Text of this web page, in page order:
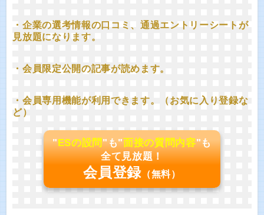
・企業の選考情報の口コミ、通過エントリーシートが
見放題になります。
・会員限定公開の記事が読めます。
・会員専用機能が利用できます。（お気に入り登録な
ど）
"ESの設問"も"面接の質問内容"も
全て見放題！
会員登録 （無料）